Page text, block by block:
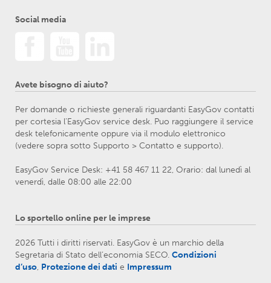
Social media
Avete bisogno di aiuto?
Per domande o richieste generali riguardanti EasyGov contatti
per cortesia l’EasyGov service desk. Puo raggiungere il service
desk telefonicamente oppure via il modulo elettronico
(vedere sopra sotto Supporto > Contatto e supporto).
EasyGov Service Desk: +41 58 467 11 22, Orario: dal lunedì al
venerdì, dalle 08:00 alle 22:00
Lo sportello online per le imprese
2026 Tutti i diritti riservati. EasyGov è un marchio della
Segretaria di Stato dell’economia SECO. Condizioni
d’uso, Protezione dei dati e Impressum